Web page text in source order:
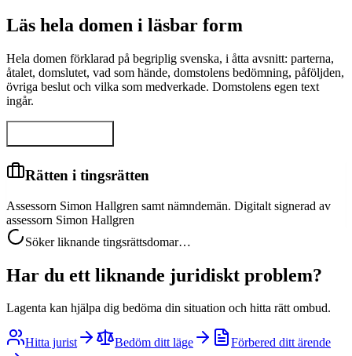
Läs hela domen i läsbar form
Hela domen förklarad på begriplig svenska, i åtta avsnitt: parterna,
åtalet, domslutet, vad som hände, domstolens bedömning, påföljden,
övriga beslut och vilka som medverkade. Domstolens egen text
ingår.
Rätten i tingsrätten
Assessorn Simon Hallgren samt nämndemän. Digitalt signerad av
assessorn Simon Hallgren
Söker liknande tingsrättsdomar…
Har du ett liknande juridiskt problem?
Lagenta kan hjälpa dig bedöma din situation och hitta rätt ombud.
Hitta jurist Bedöm ditt läge Förbered ditt ärende